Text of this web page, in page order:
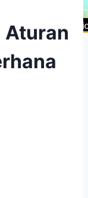
Aturan